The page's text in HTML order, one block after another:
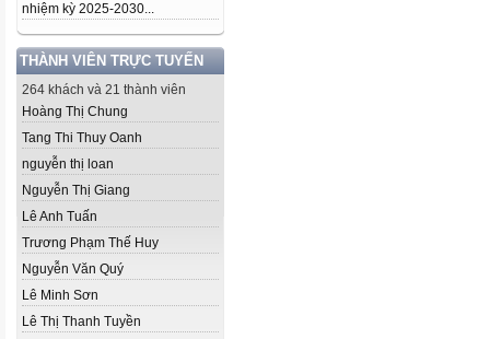
nhiệm kỳ 2025-2030...
THÀNH VIÊN TRỰC TUYẾN
264 khách và 21 thành viên
Hoàng Thị Chung
Tang Thi Thuy Oanh
nguyễn thị loan
Nguyễn Thị Giang
Lê Anh Tuấn
Trương Phạm Thế Huy
Nguyễn Văn Quý
Lê Minh Sơn
Lê Thị Thanh Tuyền